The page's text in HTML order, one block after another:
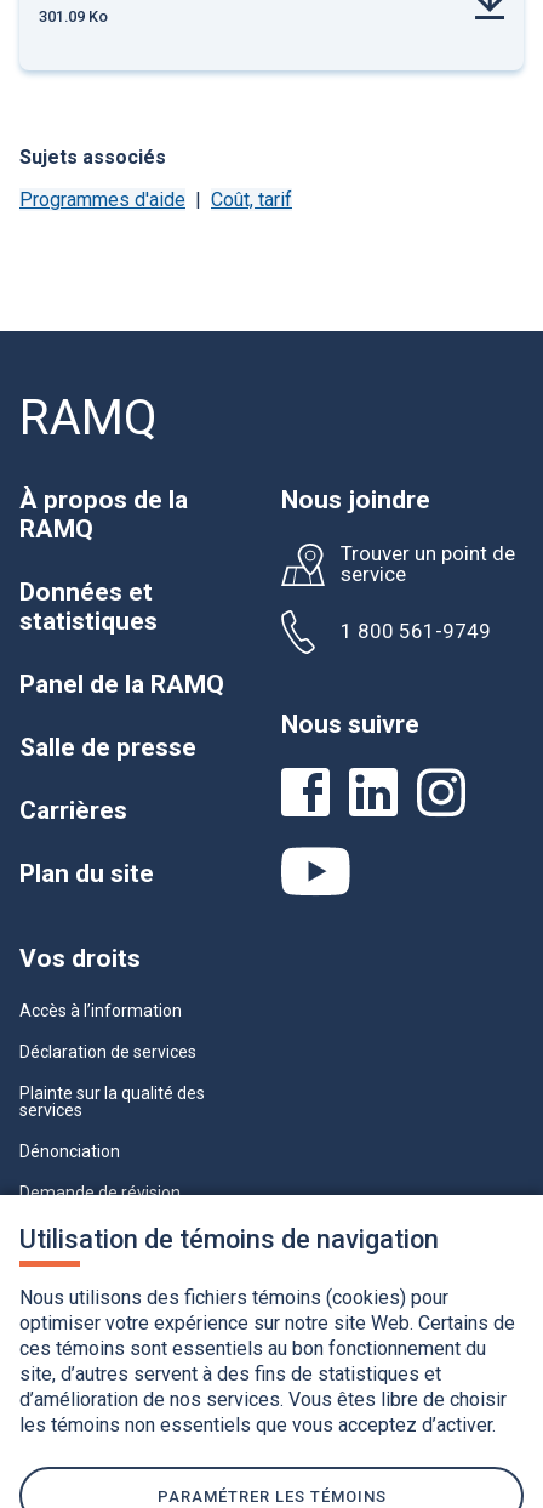
Utilisation de témoins de navigation
Nous utilisons des fichiers témoins (cookies) pour
optimiser votre expérience sur notre site Web. Certains de
ces témoins sont essentiels au bon fonctionnement du
site, d’autres servent à des fins de statistiques et
d’amélioration de nos services. Vous êtes libre de choisir
les témoins non essentiels que vous acceptez d’activer.
PARAMÉTRER LES TÉMOINS
301.09 Ko
Sujets associés
Programmes d'aide
Coût, tarif
RAMQ
À propos de la
RAMQ
Données et
statistiques
Panel de la RAMQ
Salle de presse
Carrières
Plan du site
Vos droits
Accès à l’information
Déclaration de services
Plainte sur la qualité des
services
Dénonciation
Demande de révision
Lois et règlements
Nous joindre
Trouver un point de
service
1 800 561-9749
Nous suivre
Accessibilité
Application de la Charte de la langue française
Politique de confidentialité
Québec.ca
Ce